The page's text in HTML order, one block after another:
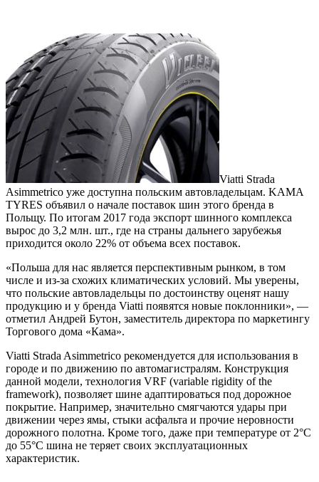
Viatti Strada
Asimmetrico уже доступна польским автовладельцам. KAMA
TYRES объявил о начале поставок шин этого бренда в
Польщу. По итогам 2017 года экспорт шинного комплекса
вырос до 3,2 млн. шт., где на страны дальнего зарубежья
приходится около 22% от объема всех поставок.
«Польша для нас является перспективным рынком, в том
числе и из-за схожих климатических условий. Мы уверены,
что польские автовладельцы по достоинству оценят нашу
продукцию и у бренда Viatti появятся новые поклонники», —
отметил Андрей Бутон, заместитель директора по маркетингу
Торгового дома «Кама».
Viatti Strada Asimmetrico рекомендуется для использования в
городе и по движению по автомагистралям. Конструкция
данной модели, технология VRF (variable rigidity of the
framework), позволяет шине адаптироваться под дорожное
покрытие. Например, значительно смягчаются удары при
движении через ямы, стыки асфальта и прочие неровности
дорожного полотна. Кроме того, даже при температуре от 2°С
до 55°С шина не теряет своих эксплуатационных
характеристик.